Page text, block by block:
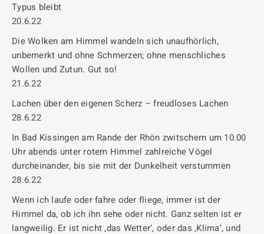
Typus bleibt
20.6.22
Die Wolken am Himmel wandeln sich unaufhörlich,
unbemerkt und ohne Schmerzen; ohne menschliches
Wollen und Zutun. Gut so!
21.6.22
Lachen über den eigenen Scherz – freudloses Lachen
28.6.22
In Bad Kissingen am Rande der Rhön zwitschern um 10.00
Uhr abends unter rotem Himmel zahlreiche Vögel
durcheinander, bis sie mit der Dunkelheit verstummen
28.6.22
Wenn ich laufe oder fahre oder fliege, immer ist der
Himmel da, ob ich ihn sehe oder nicht. Ganz selten ist er
langweilig. Er ist nicht ‚das Wetter‘, oder das ‚Klima‘, und